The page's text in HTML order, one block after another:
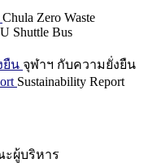
Chula Zero Waste
Shuttle Bus
ยืน จุฬาฯ กับความยั่งยืน
Sustainability Report
ผู้บริหาร